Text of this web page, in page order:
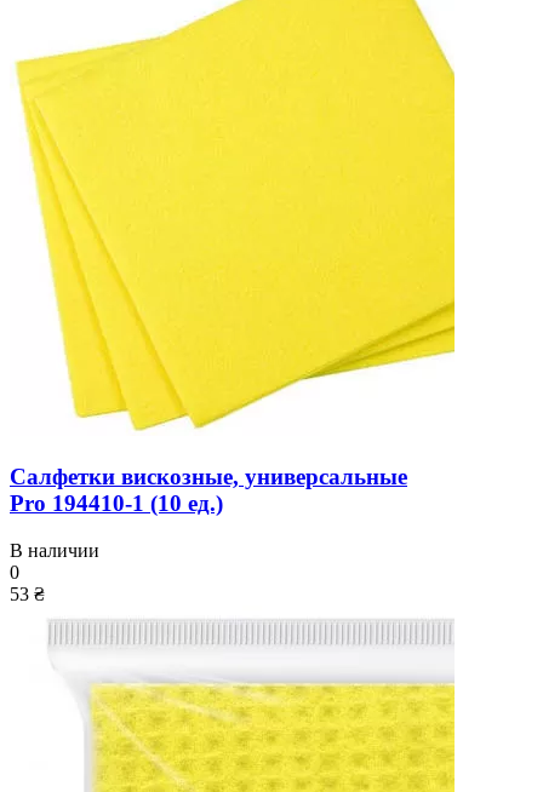
Салфетки вискозные, универсальные
Pro 194410-1 (10 ед.)
В наличии
0
53 ₴